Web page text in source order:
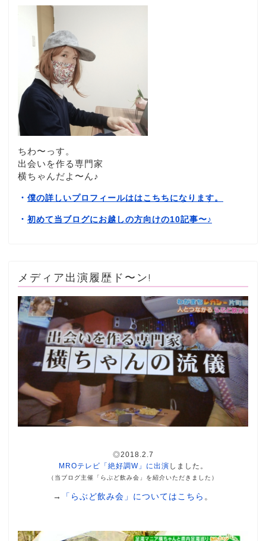
ちわ〜っす。
出会いを作る専門家
横ちゃんだよ〜ん♪
・ 僕の詳しいプロフィールははこちちになります。
・ 初めて当ブログにお越しの方向けの10記事〜♪
メディア出演履歴ド〜ン!
◎2018.2.7
MROテレビ「絶好調W」に出演 しました。
（当ブログ主催「らぶど飲み会」を紹介いただきました）
→ 「らぶど飲み会」についてはこちら 。